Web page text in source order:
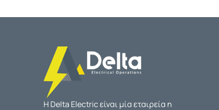
Η Delta Electric είναι μία εταιρεία η